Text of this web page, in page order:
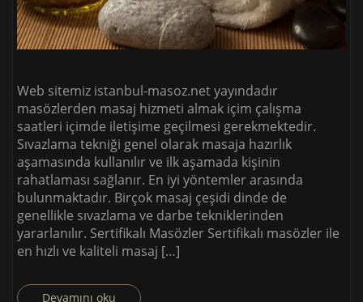
Web sitemiz istanbul-masoz.net yayındadır
masözlerden masaj hizmeti almak içim çalışma
saatleri içimde iletişime geçilmesi gerekmektedir.
Sıvazlama tekniği genel olarak masaja hazırlık
aşamasında kullanılır ve ilk aşamada kişinin
rahatlaması sağlanır. En iyi yöntemler arasında
bulunmaktadır. Birçok masaj çeşidi dinde de
genellikle sıvazlama ve darbe tekniklerinden
yararlanılır. Sertifikalı Masözler Sertifikalı masözler ile
en hızlı ve kaliteli masaj […]
Devamını oku